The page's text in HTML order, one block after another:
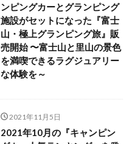
ンピングカーとグランピング
施設がセットになった『富士
山・極上グランピング旅』販
売開始 〜富士山と里山の景色
を満喫できるラグジュアリー
な体験を～
2021年11月5日
2021年10月の『キャンピン